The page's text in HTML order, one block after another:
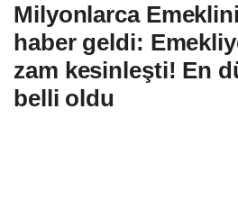
Milyonlarca
haber geldi:
zam kesinleşti! En
belli oldu